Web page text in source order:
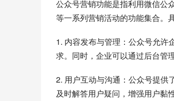
公众号营销功能是指利用微信公
等一系列营销活动的功能集合。
1. 内容发布与管理：公众号允许
求。同时，企业可以通过后台管
2. 用户互动与沟通：公众号提供
及时解答用户疑问，增强用户黏